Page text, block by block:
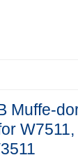
Muffe-
W7511,